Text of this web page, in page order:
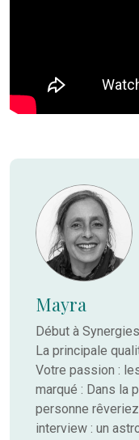
Mayra
Début à
La principale
Votre passion :
marqué : Dans la
personne
interview : un